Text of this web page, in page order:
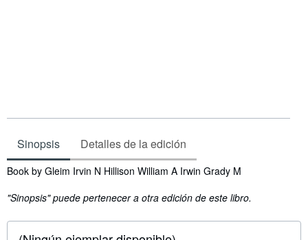
Sinopsis Detalles de la edición
Sinopsis
Book by Gleim Irvin N Hillison William A Irwin Grady M
"Sinopsis" puede pertenecer a otra edición de este libro.